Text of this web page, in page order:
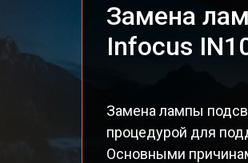
Замена
Infocus
Замена лампы
процедурой для
Основными